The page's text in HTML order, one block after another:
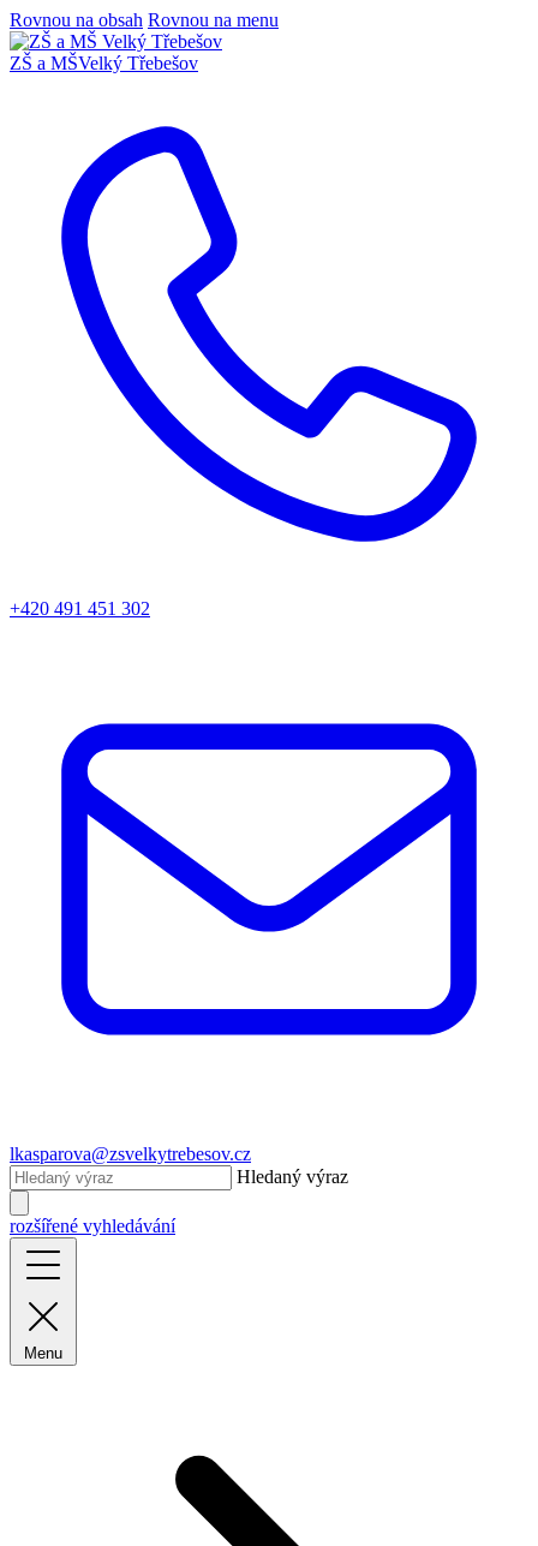
Rovnou na obsah Rovnou na menu
ZŠ a MŠVelký Třebešov
+420 491 451 302
lkasparova@zsvelkytrebesov.cz
Hledaný výraz
rozšířené vyhledávání
Menu